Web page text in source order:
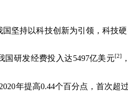
国坚持以科技创新为引领，科技
国研发经费投入达5497亿美元[2]
2020年提高0.44个百分点，首次超